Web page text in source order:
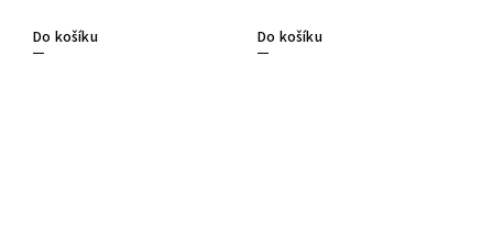
Do košíku Do košíku